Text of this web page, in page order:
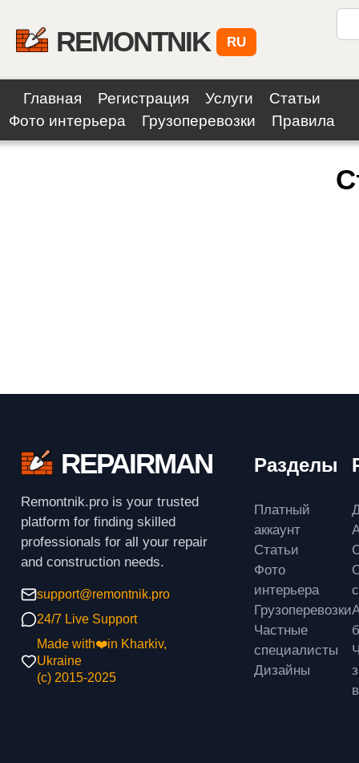
REMONTNIK RU
Главная Регистрация Услуги
Статьи
Фото интерьера
Грузоперевозки Правила
REPAIRMAN
Remontnik.pro is your trusted
platform for finding skilled
professionals for all your repair
and construction needs.
support@remontnik.pro
24/7 Live Support
Made with❤️in Kharkiv,
Ukraine
(с) 2015-2025
Разделы
Платный
аккаунт
Статьи
Фото
интерьера
Грузоперевозки
Частные
специалисты
Дизайны